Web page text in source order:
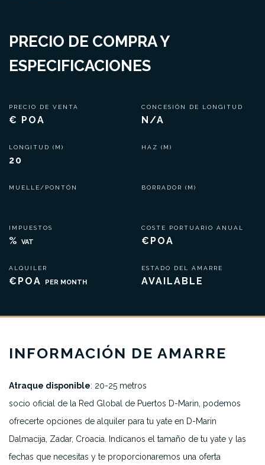
PRECIO DE COMPRA Y
ESPECIFICACIONES
PRECIO DE VENTA
€ POA
LONGITUD (M)
20
MUELLE/PONTÓN
IMPUESTOS
% VAT
ALQUILER
€POA PER MONTH
CONCESIÓN DE LONGITUD
N/A
HAZ (M)
BORRADOR (M)
COSTE PORTUARIO ANUAL
€POA
ESTADO DEL AMARRE
AVAILABLE
INFORMACIÓN DE AMARRE
Atraque disponible: 20-25 metros
socio oficial de la Red Global de Puertos D-Marin, podemos
ofrecerte opciones de alquiler para tu yate en D-Marin
Dalmacija, Zadar, Croacia. Indícanos el tamaño de tu yate y las
fechas que necesitas y te proporcionaremos una oferta